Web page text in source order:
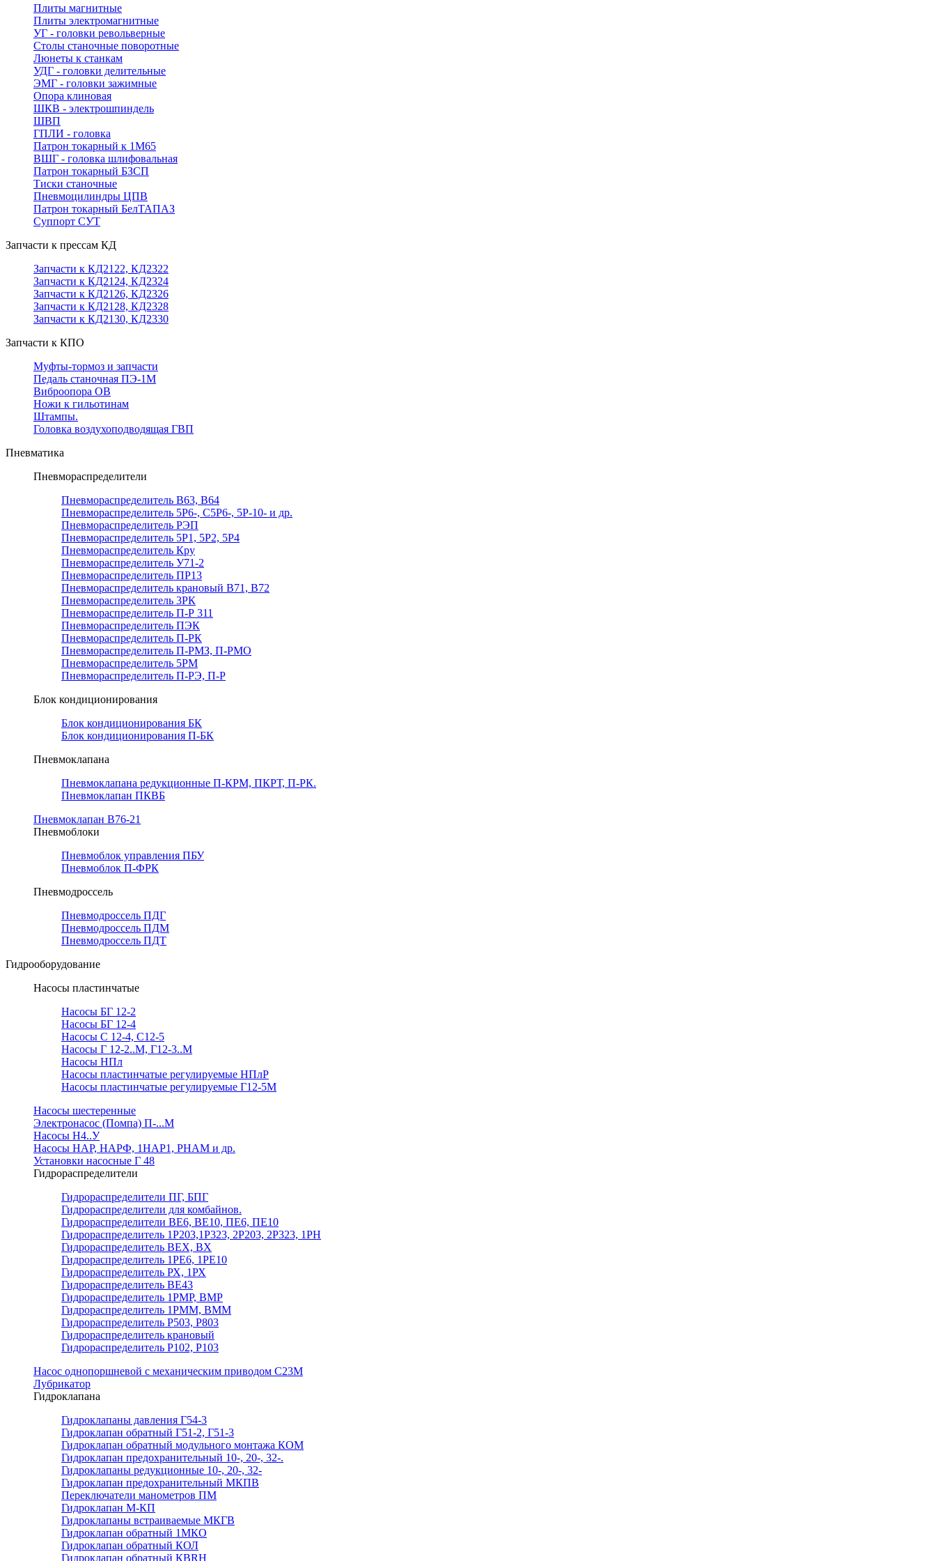
Плиты магнитные
Плиты электромагнитные
УГ - головки револьверные
Столы станочные поворотные
Люнеты к станкам
УДГ - головки делительные
ЭМГ - головки зажимные
Опора клиновая
ШКВ - электрошпиндель
ШВП
ГПЛИ - головка
Патрон токарный к 1М65
ВШГ - головка шлифовальная
Патрон токарный БЗСП
Тиски станочные
Пневмоцилиндры ЦПВ
Патрон токарный БелТАПАЗ
Суппорт СУТ
Запчасти к прессам КД
Запчасти к КД2122, КД2322
Запчасти к КД2124, КД2324
Запчасти к КД2126, КД2326
Запчасти к КД2128, КД2328
Запчасти к КД2130, КД2330
Запчасти к КПО
Муфты-тормоз и запчасти
Педаль станочная ПЭ-1М
Виброопора ОВ
Ножи к гильотинам
Штампы.
Головка воздухоподводящая ГВП
Пневматика
Пневмораспределители
Пневмораспределитель В63, В64
Пневмораспределитель 5Р6-, С5Р6-, 5Р-10- и др.
Пневмораспределитель РЭП
Пневмораспределитель 5Р1, 5Р2, 5Р4
Пневмораспределитель Кру
Пневмораспределитель У71-2
Пневмораспределитель ПР13
Пневмораспределитель крановый В71, В72
Пневмораспределитель 3РК
Пневмораспределитель П-Р 311
Пневмораспределитель ПЭК
Пневмораспределитель П-РК
Пневмораспределитель П-РМЗ, П-РМО
Пневмораспределитель 5РМ
Пневмораспределитель П-РЭ, П-Р
Блок кондиционирования
Блок кондиционирования БК
Блок кондиционирования П-БК
Пневмоклапана
Пневмоклапана редукционные П-КРМ, ПКРТ, П-РК.
Пневмоклапан ПКВБ
Пневмоклапан В76-21
Пневмоблоки
Пневмоблок управления ПБУ
Пневмоблок П-ФРК
Пневмодроссель
Пневмодроссель ПДГ
Пневмодроссель ПДМ
Пневмодроссель ПДТ
Гидрооборудование
Насосы пластинчатые
Насосы БГ 12-2
Насосы БГ 12-4
Насосы С 12-4, С12-5
Насосы Г 12-2..М, Г12-3..М
Насосы НПл
Насосы пластинчатые регулируемые НПлР
Насосы пластинчатые регулируемые Г12-5М
Насосы шестеренные
Электронасос (Помпа) П-...М
Насосы Н4..У
Насосы НАР, НАРФ, 1НАР1, РНАМ и др.
Установки насосные Г 48
Гидрораспределители
Гидрораспределители ПГ, БПГ
Гидрораспределители для комбайнов.
Гидрораспределители ВЕ6, ВЕ10, ПЕ6, ПЕ10
Гидрораспределитель 1Р203,1Р323, 2Р203, 2Р323, 1РН
Гидрораспределитель ВЕХ, ВХ
Гидрораспределитель 1РЕ6, 1РЕ10
Гидрораспределитель РХ, 1РХ
Гидрораспределитель ВЕ43
Гидрораспределитель 1РМР, ВМР
Гидрораспределитель 1РММ, ВММ
Гидрораспределитель Р503, Р803
Гидрораспределитель крановый
Гидрораспределитель Р102, Р103
Насос однопоршневой с механическим приводом С23М
Лубрикатор
Гидроклапана
Гидроклапаны давления Г54-3
Гидроклапан обратный Г51-2, Г51-3
Гидроклапан обратный модульного монтажа КОМ
Гидроклапан предохранительный 10-, 20-, 32-.
Гидроклапаны редукционные 10-, 20-, 32-
Гидроклапан предохранительный МКПВ
Переключатели манометров ПМ
Гидроклапан М-КП
Гидроклапаны встраиваемые МКГВ
Гидроклапан обратный 1МКО
Гидроклапан обратный КОЛ
Гидроклапан обратный КВRН